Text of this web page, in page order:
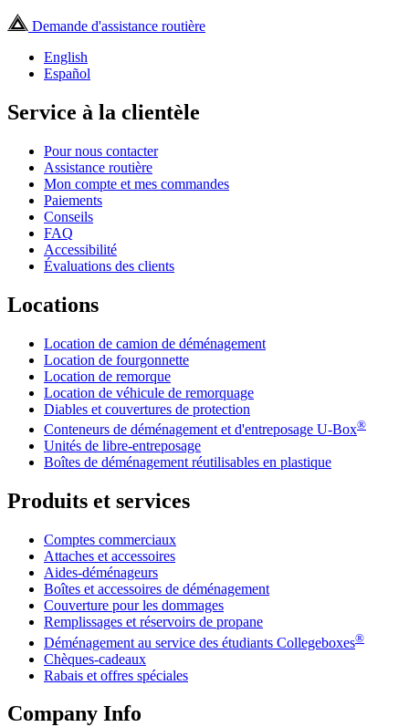
Demande d'assistance routière
English
Español
Service à la clientèle
Pour nous contacter
Assistance routière
Mon compte et mes commandes
Paiements
Conseils
FAQ
Accessibilité
Évaluations des clients
Locations
Location de camion de déménagement
Location de fourgonnette
Location de remorque
Location de véhicule de remorquage
Diables et couvertures de protection
Conteneurs de déménagement et d'entreposage U-Box®
Unités de libre-entreposage
Boîtes de déménagement réutilisables en plastique
Produits et services
Comptes commerciaux
Attaches et accessoires
Aides-déménageurs
Boîtes et accessoires de déménagement
Couverture pour les dommages
Remplissages et réservoirs de propane
Déménagement au service des étudiants Collegeboxes®
Chèques-cadeaux
Rabais et offres spéciales
Company Info